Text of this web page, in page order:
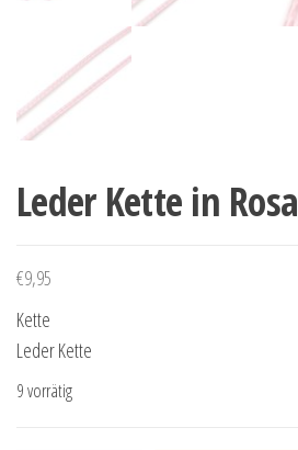
Leder Kette in Rosa
€9,95
Kette
Leder Kette
9 vorrätig